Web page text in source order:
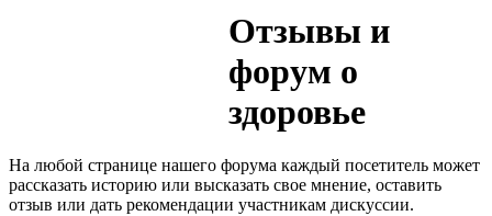
Отзывы и
форум о
здоровье
На любой странице нашего форума каждый посетитель может
рассказать историю или высказать свое мнение, оставить
отзыв или дать рекомендации участникам дискуссии.